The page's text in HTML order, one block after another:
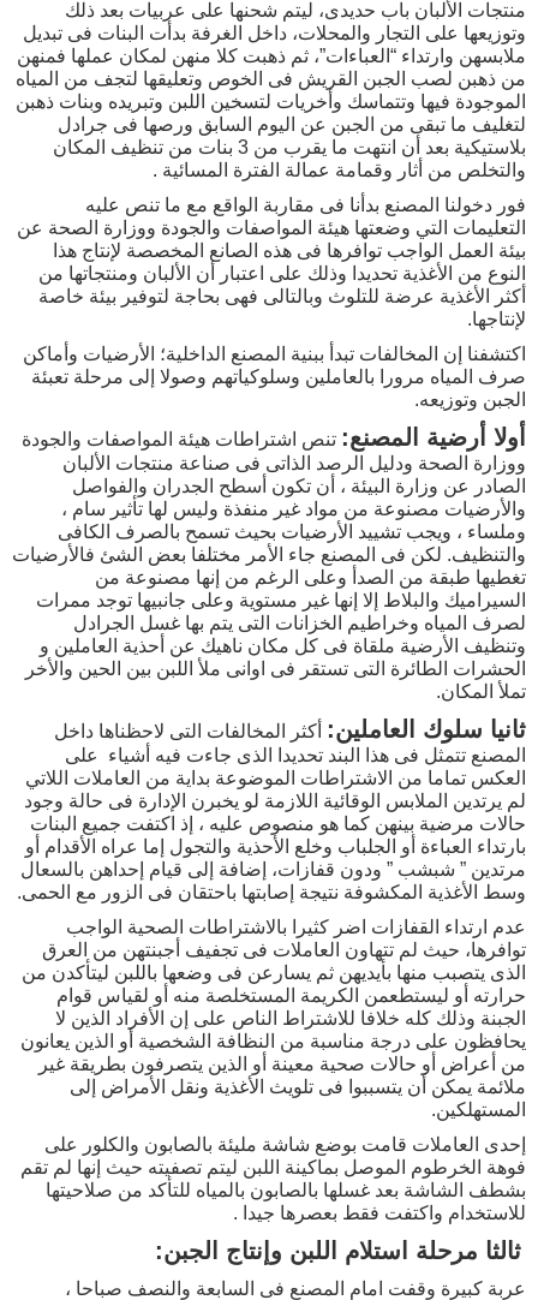
منتجات الألبان باب حديدى، ليتم شحنها على عربيات بعد ذلك
وتوزيعها على التجار والمحلات، داخل الغرفة بدأت البنات فى تبديل
ملابسهن وارتداء “العباءات”، ثم ذهبت كلا منهن لمكان عملها فمنهن
من ذهبن لصب الجبن القريش فى الخوص وتعليقها لتجف من المياه
الموجودة فيها وتتماسك وأخريات لتسخين اللبن وتبريده وبنات ذهبن
لتغليف ما تبقى من الجبن عن اليوم السابق ورصها فى جرادل
بلاستيكية بعد أن انتهت ما يقرب من 3 بنات من تنظيف المكان
والتخلص من أثار وقمامة عمالة الفترة المسائية .
فور دخولنا المصنع بدأنا فى مقاربة الواقع مع ما تنص عليه
التعليمات التي وضعتها هيئة المواصفات والجودة ووزارة الصحة عن
بيئة العمل الواجب توافرها فى هذه الصانع المخصصة لإنتاج هذا
النوع من الأغذية تحديدا وذلك على اعتبار أن الألبان ومنتجاتها من
أكثر الأغذية عرضة للتلوث وبالتالى فهى بحاجة لتوفير بيئة خاصة
لإنتاجها.
اكتشفنا إن المخالفات تبدأ ببنية المصنع الداخلية؛ الأرضيات وأماكن
صرف المياه مرورا بالعاملين وسلوكياتهم وصولا إلى مرحلة تعبئة
الجبن وتوزيعه.
أولا أرضية المصنع: تنص اشتراطات هيئة المواصفات والجودة
ووزارة الصحة ودليل الرصد الذاتى فى صناعة منتجات الألبان
الصادر عن وزارة البيئة ، أن تكون أسطح الجدران والفواصل
والأرضيات مصنوعة من مواد غير منفذة وليس لها تأثير سام ،
وملساء ، ويجب تشييد الأرضيات بحيث تسمح بالصرف الكافى
والتنظيف. لكن فى المصنع جاء الأمر مختلفا بعض الشئ فالأرضيات
تغطيها طبقة من الصدأ وعلى الرغم من إنها مصنوعة من
السيراميك والبلاط إلا إنها غير مستوية وعلى جانبيها توجد ممرات
لصرف المياه وخراطيم الخزانات التى يتم بها غسل الجرادل
وتنظيف الأرضية ملقاة فى كل مكان ناهيك عن أحذية العاملين و
الحشرات الطائرة التى تستقر فى اوانى ملأ اللبن بين الحين والأخر
تملأ المكان.
ثانيا سلوك العاملين: أكثر المخالفات التى لاحظناها داخل
المصنع تتمثل فى هذا البند تحديدا الذى جاءت فيه أشياء على
العكس تماما من الاشتراطات الموضوعة بداية من العاملات اللاتي
لم يرتدين الملابس الوقائية اللازمة لو يخبرن الإدارة فى حالة وجود
حالات مرضية بينهن كما هو منصوص عليه ، إذ اكتفت جميع البنات
بارتداء العباءة أو الجلباب وخلع الأحذية والتجول إما عراه الأقدام أو
مرتدين ” شبشب ” ودون قفازات، إضافة إلى قيام إحداهن بالسعال
وسط الأغذية المكشوفة نتيجة إصابتها باحتقان فى الزور مع الحمى.
عدم ارتداء القفازات اضر كثيرا بالاشتراطات الصحية الواجب
توافرها، حيث لم تتهاون العاملات فى تجفيف أجبنتهن من العرق
الذى يتصبب منها بأيديهن ثم يسارعن فى وضعها باللبن ليتأكدن من
حرارته أو ليستطعمن الكريمة المستخلصة منه أو لقياس قوام
الجبنة وذلك كله خلافا للاشتراط الناص على إن الأفراد الذين لا
يحافظون على درجة مناسبة من النظافة الشخصية أو الذين يعانون
من أعراض أو حالات صحية معينة أو الذين يتصرفون بطريقة غير
ملائمة يمكن أن يتسببوا فى تلويث الأغذية ونقل الأمراض إلى
المستهلكين.
إحدى العاملات قامت بوضع شاشة مليئة بالصابون والكلور على
فوهة الخرطوم الموصل بماكينة اللبن ليتم تصفيته حيث إنها لم تقم
بشطف الشاشة بعد غسلها بالصابون بالمياه للتأكد من صلاحيتها
للاستخدام واكتفت فقط بعصرها جيدا .
ثالثا مرحلة استلام اللبن وإنتاج الجبن:
عربة كبيرة وقفت امام المصنع فى السابعة والنصف صباحا ،